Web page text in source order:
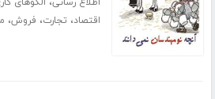
اقتصاد، تجارت، فروش،